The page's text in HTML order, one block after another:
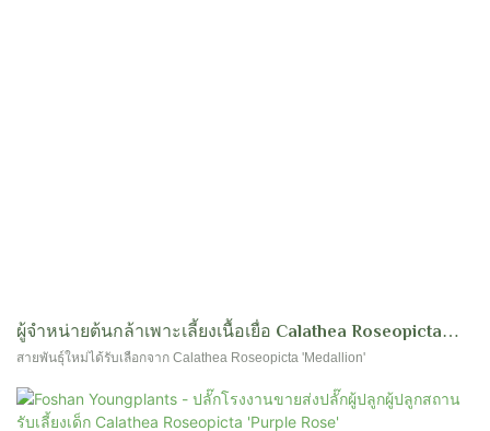
ผู้จำหน่ายต้นกล้าเพาะเลี้ยงเนื้อเยื่อ Calathea Roseopicta
'Medallion V2' แบบขายส่ง | Foshan Youngplants
สายพันธุ์ใหม่ได้รับเลือกจาก Calathea Roseopicta 'Medallion'